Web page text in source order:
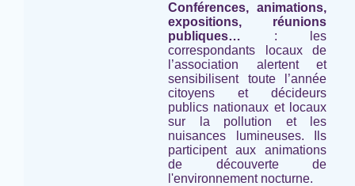
Conférences, animations,
expositions, réunions
publiques… : les
correspondants locaux de
l’association alertent et
sensibilisent toute l’année
citoyens et décideurs
publics nationaux et locaux
sur la pollution et les
nuisances lumineuses. Ils
participent aux animations
de découverte de
l'environnement nocturne.